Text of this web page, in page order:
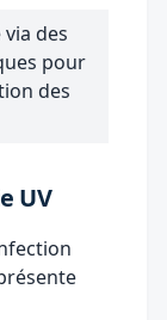
des
pour
des
UV